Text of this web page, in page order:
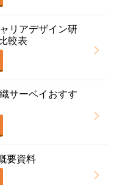
リアデザイン研
較表
サーベイおすす
要資料